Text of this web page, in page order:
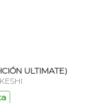
ULTIMATE)